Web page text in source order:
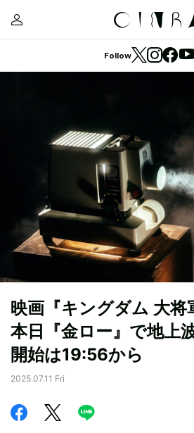
Follow
映画『キングダム 大将
本日『金ロー』で地上
開始は19:56から
2025.07.11 Fri